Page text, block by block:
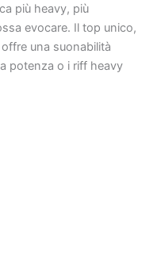
più heavy, più
evocare. Il top unico,
una suonabilità
potenza o i riff heavy